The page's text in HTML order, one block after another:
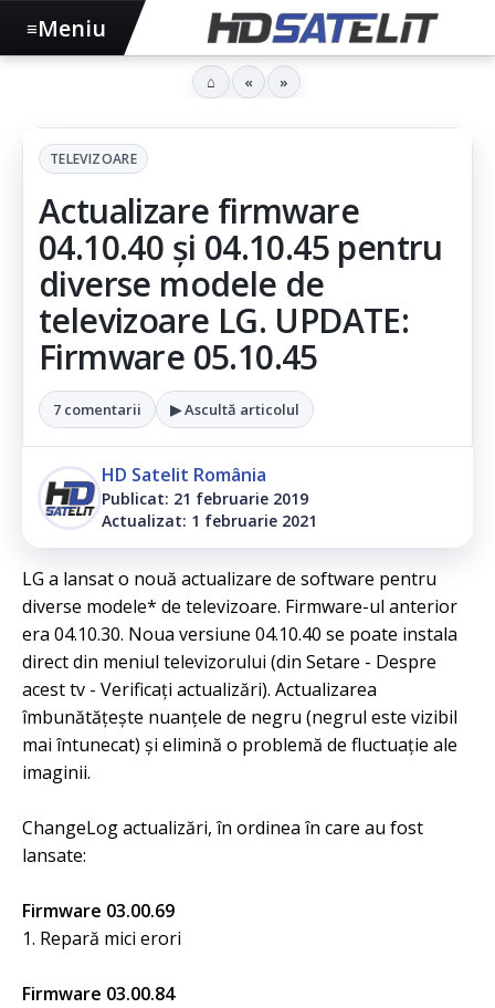
TELEVIZOARE
Actualizare firmware
04.10.40 și 04.10.45 pentru
diverse modele de
televizoare LG. UPDATE:
Firmware 05.10.45
7 comentarii ▶ Ascultă articolul
HD Satelit România
Publicat: 21 februarie 2019
Actualizat: 1 februarie 2021
LG a lansat o nouă actualizare de software pentru
diverse modele* de televizoare. Firmware-ul anterior
era 04.10.30. Noua versiune 04.10.40 se poate instala
direct din meniul televizorului (din Setare - Despre
acest tv - Verificați actualizări). Actualizarea
îmbunătățește nuanțele de negru (negrul este vizibil
mai întunecat) și elimină o problemă de fluctuație ale
imaginii.
ChangeLog actualizări, în ordinea în care au fost
lansate:
Firmware 03.00.69
1. Repară mici erori
Firmware 03.00.84
≡Meniu
⌂ « »